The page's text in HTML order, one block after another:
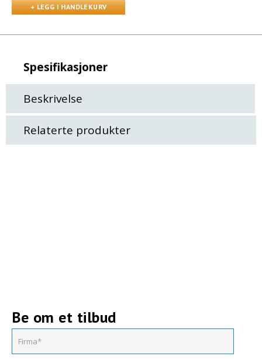
Spesifikasjoner
Beskrivelse
Relaterte produkter
Be om et tilbud